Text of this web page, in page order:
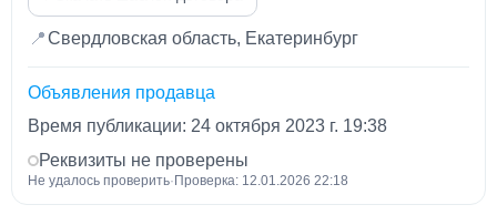
📍Свердловская область, Екатеринбург
Объявления продавца
Время публикации: 24 октября 2023 г. 19:38
Реквизиты не проверены
Не удалось проверить· Проверка: 12.01.2026 22:18